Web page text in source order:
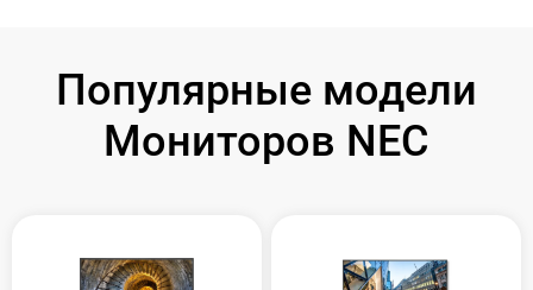
Популярные модели
Мониторов NEC